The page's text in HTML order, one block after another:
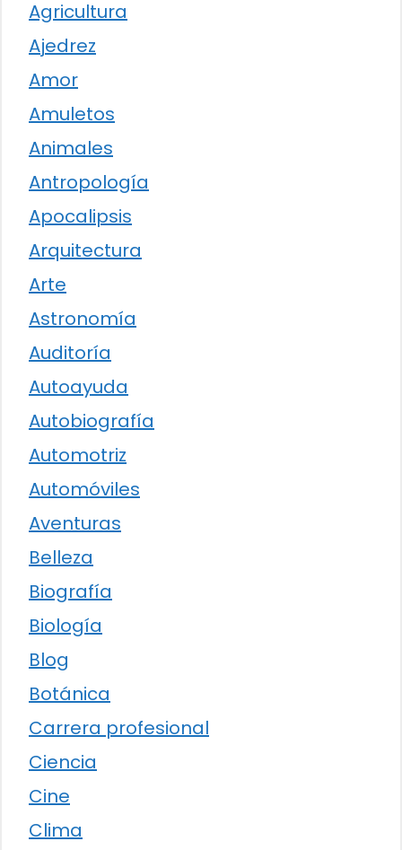
Agricultura
Ajedrez
Amor
Amuletos
Animales
Antropología
Apocalipsis
Arquitectura
Arte
Astronomía
Auditoría
Autoayuda
Autobiografía
Automotriz
Automóviles
Aventuras
Belleza
Biografía
Biología
Blog
Botánica
Carrera profesional
Ciencia
Cine
Clima